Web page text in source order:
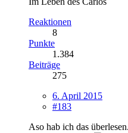
Reaktionen
8
Punkte
1.384
Beiträge
275
6. April 2015
#183
Aso hab ich das